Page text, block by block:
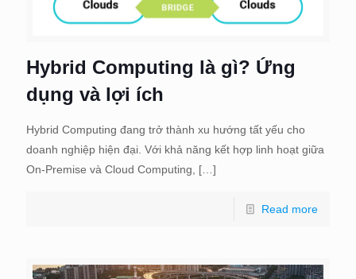
Hybrid Computing là gì? Ứng
dụng và lợi ích
Hybrid Computing đang trở thành xu hướng tất yếu cho
doanh nghiệp hiện đại. Với khả năng kết hợp linh hoạt giữa
On-Premise và Cloud Computing,
[…]
Read more